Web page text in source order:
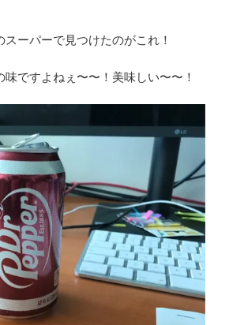
ーパーで見つけたのがこれ！
味ですよねぇ〜〜！美味しい〜〜！